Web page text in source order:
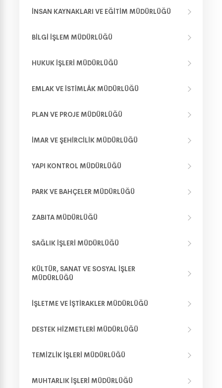
İNSAN KAYNAKLARI VE EĞITIM MÜDÜRLÜĞÜ
BILGI İŞLEM MÜDÜRLÜĞÜ
HUKUK İŞLERI MÜDÜRLÜĞÜ
EMLAK VE İSTIMLÂK MÜDÜRLÜĞÜ
PLAN VE PROJE MÜDÜRLÜĞÜ
İMAR VE ŞEHIRCILIK MÜDÜRLÜĞÜ
YAPI KONTROL MÜDÜRLÜĞÜ
PARK VE BAHÇELER MÜDÜRLÜĞÜ
ZABITA MÜDÜRLÜĞÜ
SAĞLIK İŞLERI MÜDÜRLÜĞÜ
KÜLTÜR, SANAT VE SOSYAL İŞLER
MÜDÜRLÜĞÜ
İŞLETME VE İŞTIRAKLER MÜDÜRLÜĞÜ
DESTEK HIZMETLERI MÜDÜRLÜĞÜ
TEMIZLIK İŞLERI MÜDÜRLÜĞÜ
MUHTARLIK İŞLERI MÜDÜRLÜĞÜ